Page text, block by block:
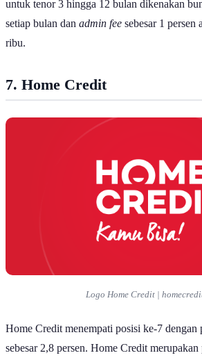
untuk tenor 3 hingga 12 bulan dikenakan
setiap bulan dan admin fee sebesar 1
ribu.
7. Home Credit
Logo Home Credit |
Home Credit menempati posisi ke-7 dengan
sebesar 2,8 persen. Home Credit merupakan